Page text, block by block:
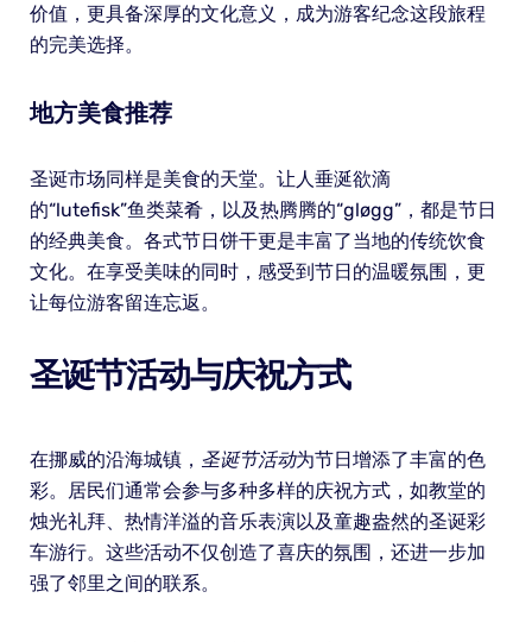
价值，更具备深厚的文化意义，成为游客纪念这段旅程
的完美选择。
地方美食推荐
圣诞市场同样是美食的天堂。让人垂涎欲滴
的“lutefisk”鱼类菜肴，以及热腾腾的“gløgg”，都是节日
的经典美食。各式节日饼干更是丰富了当地的传统饮食
文化。在享受美味的同时，感受到节日的温暖氛围，更
让每位游客留连忘返。
圣诞节活动与庆祝方式
在挪威的沿海城镇， 圣诞节活动为节日增添了丰富的色
彩。居民们通常会参与多种多样的庆祝方式，如教堂的
烛光礼拜、热情洋溢的音乐表演以及童趣盎然的圣诞彩
车游行。这些活动不仅创造了喜庆的氛围，还进一步加
强了邻里之间的联系。